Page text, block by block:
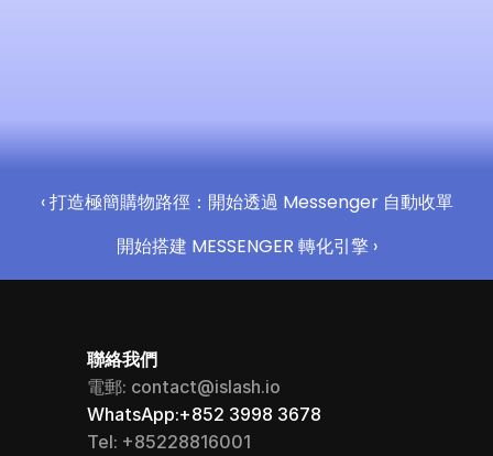
‹ 打造極簡購物路徑：開始透過 Messenger 自動收單
開始搭建 MESSENGER 轉化引擎 ›
聯絡我們
電郵: contact@islash.io
WhatsApp:+852 3998 3678
Tel: +85228816001